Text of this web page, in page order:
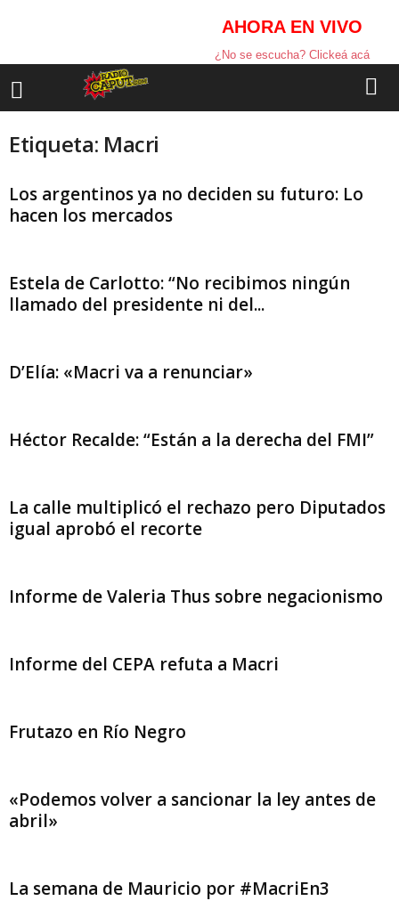
AHORA EN VIVO
¿No se escucha? Clickeá acá
Etiqueta: Macri
Los argentinos ya no deciden su futuro: Lo
hacen los mercados
Estela de Carlotto: “No recibimos ningún
llamado del presidente ni del...
D’Elía: «Macri va a renunciar»
Héctor Recalde: “Están a la derecha del FMI”
La calle multiplicó el rechazo pero Diputados
igual aprobó el recorte
Informe de Valeria Thus sobre negacionismo
Informe del CEPA refuta a Macri
Frutazo en Río Negro
«Podemos volver a sancionar la ley antes de
abril»
La semana de Mauricio por #MacriEn3